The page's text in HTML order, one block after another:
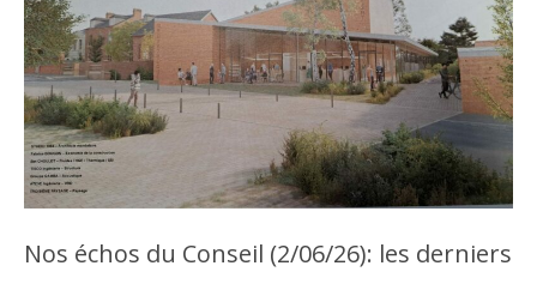
Nos échos du Conseil (2/06/26): les derniers